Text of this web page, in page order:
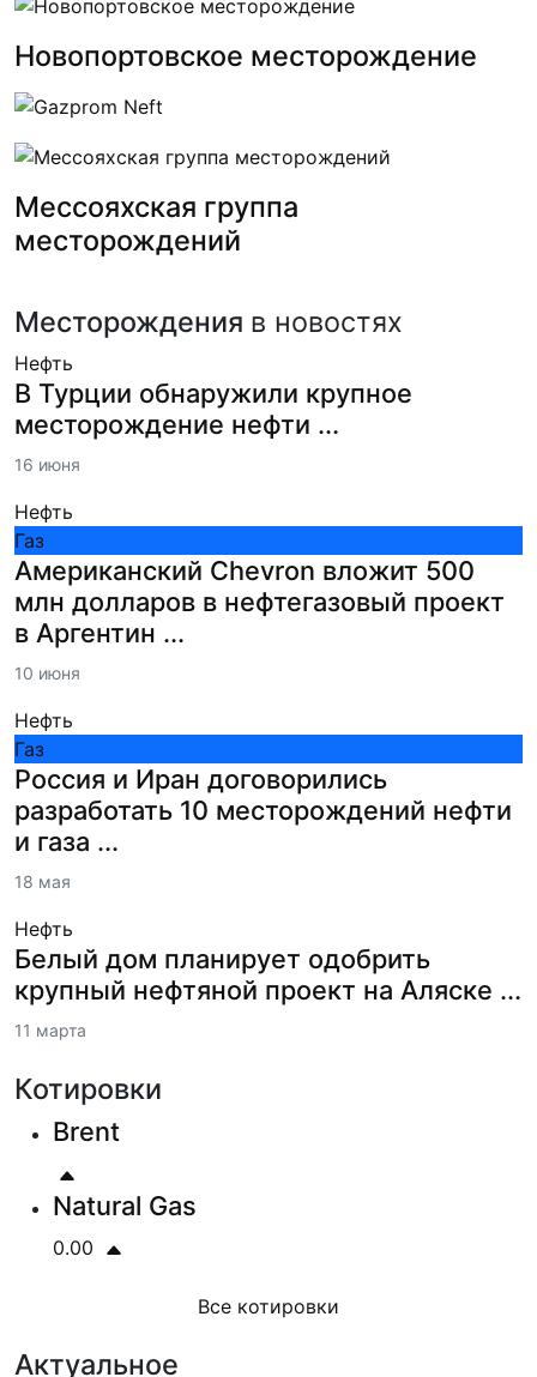
Новопортовское месторождение
Мессояхская группа
месторождений
Месторождения в новостях
Нефть
В Турции обнаружили крупное
месторождение нефти ...
16 июня
Нефть
Газ
Американский Chevron вложит 500
млн долларов в нефтегазовый проект
в Аргентин ...
10 июня
Нефть
Газ
Россия и Иран договорились
разработать 10 месторождений нефти
и газа ...
18 мая
Нефть
Белый дом планирует одобрить
крупный нефтяной проект на Аляске ...
11 марта
Котировки
Brent
Natural Gas
0.00
Все котировки
Актуальное